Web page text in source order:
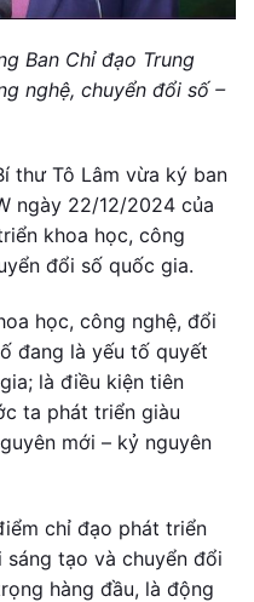
Ban Chỉ đạo Trung
nghệ, chuyển đổi số –
thư Tô Lâm vừa ký ban
ngày 22/12/2024 của
khoa học, công
đổi số quốc gia.
học, công nghệ, đổi
đang là yếu tố quyết
là điều kiện tiên
ta phát triển giàu
mới – kỷ nguyên
chỉ đạo phát triển
tạo và chuyển đổi
hàng đầu, là động